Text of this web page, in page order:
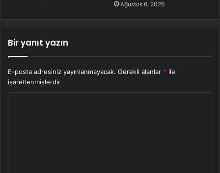
Ağustos 6, 2026
Bir yanıt yazın
E-posta adresiniz yayınlanmayacak. Gerekli alanlar * ile
işaretlenmişlerdir